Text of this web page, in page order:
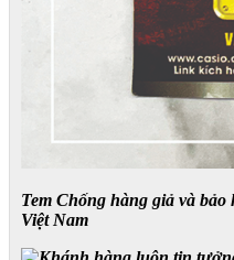
Tem Chống hàng giả và
Việt Nam